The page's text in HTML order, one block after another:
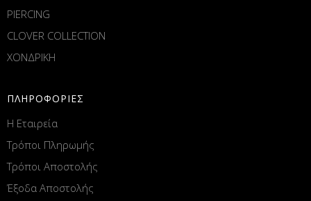
PIERCING
CLOVER COLLECTION
ΧΟΝΔΡΙΚΗ
ΠΛΗΡΟΦΟΡΙΕΣ
Η Εταιρεία
Τρόποι Πληρωμής
Τρόποι Αποστολής
Έξοδα Αποστολής